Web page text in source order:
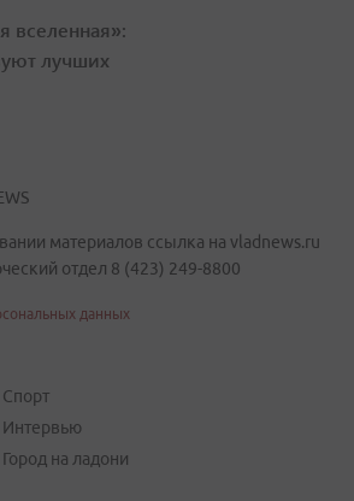
вселенная»:
лучших
материалов ссылка на vladnews.ru
отдел 8 (423) 249-8800
данных
Спорт
Интервью
Город на ладони